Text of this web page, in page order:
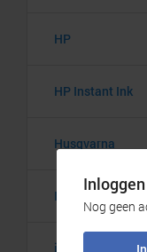
HP
HP Instant Ink
Husqvarna
InkClub.com
iPadspullekes.nl